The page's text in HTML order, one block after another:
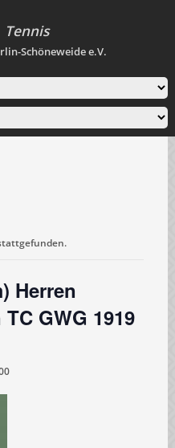
Tennis
Schöneweide e.V.
Herren
GWG 1919